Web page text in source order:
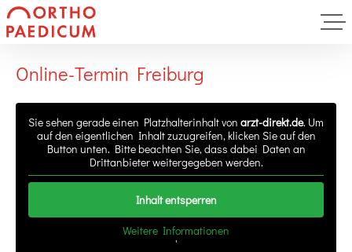
Online-Termin Freiburg
Sie sehen gerade einen Platzhalterinhalt von arzt-direkt.de. Um
auf den eigentlichen Inhalt zuzugreifen, klicken Sie auf den
Button unten. Bitte beachten Sie, dass dabei Daten an
Drittanbieter weitergegeben werden.
Inhalt entsperren
Weitere Informationen
'